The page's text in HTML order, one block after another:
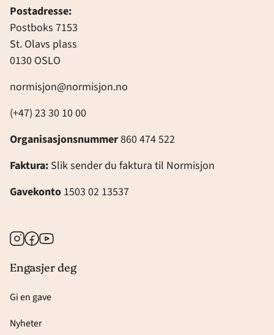
Postadresse:
Postboks 7153
St. Olavs plass
0130 OSLO
normisjon@normisjon.no
(+47) 23 30 10 00
Organisasjonsnummer860 474 522
Faktura: Slik sender du faktura til Normisjon
Gavekonto 1503 02 13537
Instagram
Facebook
Youtube
Engasjer deg
Gi en gave
Nyheter